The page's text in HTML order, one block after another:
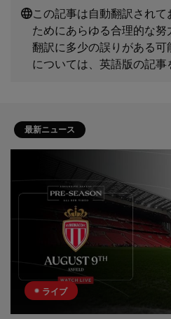
この記事は自動翻訳され
ためにあらゆる合理的な努
翻訳に多少の誤りがある
については、英語版の記事
最新ニュース
ライブ